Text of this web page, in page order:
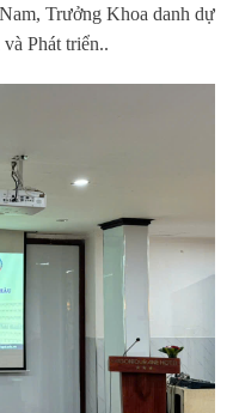
, Trưởng Khoa danh dự
Phát triển..